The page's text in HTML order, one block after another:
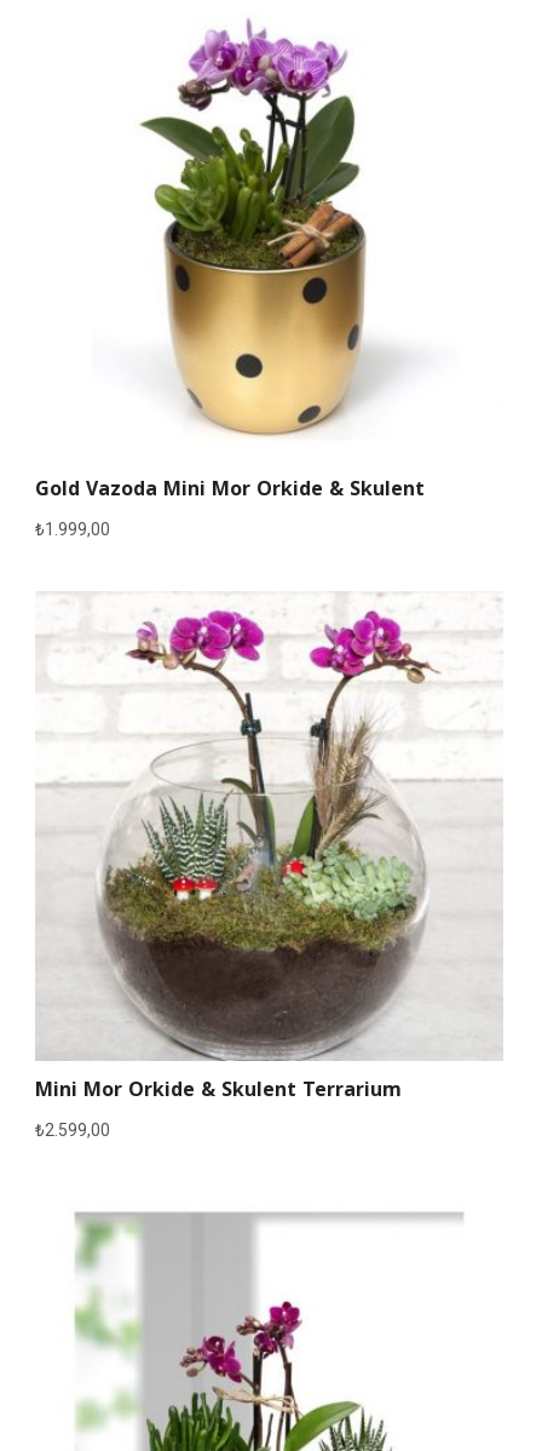
Gold Vazoda Mini Mor Orkide & Skulent
₺1.999,00
Mini Mor Orkide & Skulent Terrarium
₺2.599,00